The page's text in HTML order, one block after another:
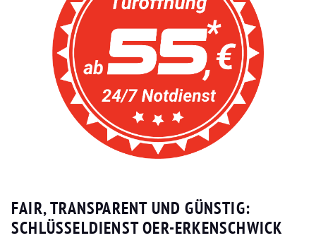
FAIR, TRANSPARENT UND GÜNSTIG:
SCHLÜSSELDIENST OER-ERKENSCHWICK